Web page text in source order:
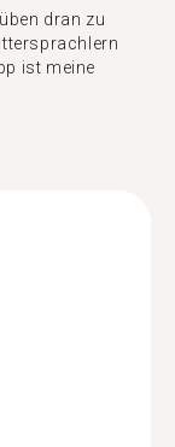
dran zu
ist meine